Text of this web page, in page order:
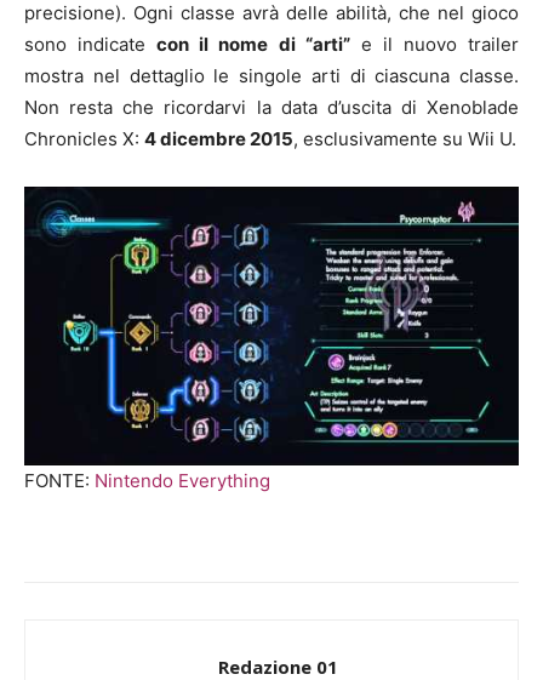
precisione). Ogni classe avrà delle abilità, che nel gioco
sono indicatecon il nome di “arti”e il nuovo trailer
mostra nel dettaglio le singole arti di ciascuna classe.
Non resta che ricordarvi la data d’uscita di Xenoblade
Chronicles X: 4 dicembre 2015, esclusivamente su Wii U.
FONTE: Nintendo Everything
Redazione 01